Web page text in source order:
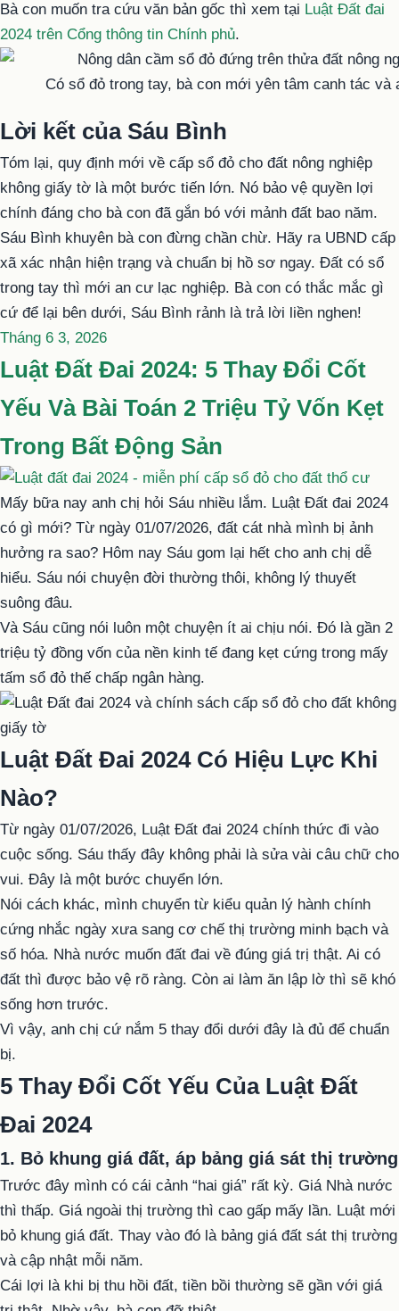
Bà con muốn tra cứu văn bản gốc thì xem tại Luật Đất đai
2024 trên Cổng thông tin Chính phủ.
Có sổ đỏ trong tay, bà con mới yên tâm canh tác và
Lời kết của Sáu Bình
Tóm lại, quy định mới về cấp sổ đỏ cho đất nông nghiệp
không giấy tờ là một bước tiến lớn. Nó bảo vệ quyền lợi
chính đáng cho bà con đã gắn bó với mảnh đất bao năm.
Sáu Bình khuyên bà con đừng chần chừ. Hãy ra UBND cấp
xã xác nhận hiện trạng và chuẩn bị hồ sơ ngay. Đất có sổ
trong tay thì mới an cư lạc nghiệp. Bà con có thắc mắc gì
cứ để lại bên dưới, Sáu Bình rảnh là trả lời liền nghen!
Đăng
trong
Tháng 6 3, 2026
Luật Đất Đai 2024: 5 Thay Đổi Cốt
Yếu Và Bài Toán 2 Triệu Tỷ Vốn Kẹt
Trong Bất Động Sản
Mấy bữa nay anh chị hỏi Sáu nhiều lắm. Luật Đất đai 2024
có gì mới? Từ ngày 01/07/2026, đất cát nhà mình bị ảnh
hưởng ra sao? Hôm nay Sáu gom lại hết cho anh chị dễ
hiểu. Sáu nói chuyện đời thường thôi, không lý thuyết
suông đâu.
Và Sáu cũng nói luôn một chuyện ít ai chịu nói. Đó là gần 2
triệu tỷ đồng vốn của nền kinh tế đang kẹt cứng trong mấy
tấm sổ đỏ thế chấp ngân hàng.
Luật Đất Đai 2024 Có Hiệu Lực Khi
Nào?
Từ ngày 01/07/2026, Luật Đất đai 2024 chính thức đi vào
cuộc sống. Sáu thấy đây không phải là sửa vài câu chữ cho
vui. Đây là một bước chuyển lớn.
Nói cách khác, mình chuyển từ kiểu quản lý hành chính
cứng nhắc ngày xưa sang cơ chế thị trường minh bạch và
số hóa. Nhà nước muốn đất đai về đúng giá trị thật. Ai có
đất thì được bảo vệ rõ ràng. Còn ai làm ăn lập lờ thì sẽ khó
sống hơn trước.
Vì vậy, anh chị cứ nắm 5 thay đổi dưới đây là đủ để chuẩn
bị.
5 Thay Đổi Cốt Yếu Của Luật Đất
Đai 2024
1. Bỏ khung giá đất, áp bảng giá sát thị trường
Trước đây mình có cái cảnh “hai giá” rất kỳ. Giá Nhà nước
thì thấp. Giá ngoài thị trường thì cao gấp mấy lần. Luật mới
bỏ khung giá đất. Thay vào đó là bảng giá đất sát thị trường
và cập nhật mỗi năm.
Cái lợi là khi bị thu hồi đất, tiền bồi thường sẽ gần với giá